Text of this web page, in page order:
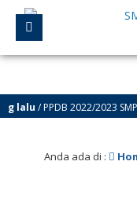
lalu/ PPDB 2022/2023 SMP
Anda ada di :